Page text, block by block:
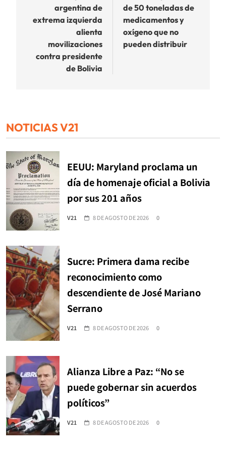
entradas
argentina de
extrema izquierda
alienta
movilizaciones
contra presidente
de Bolivia
de 50 toneladas de
medicamentos y
oxígeno que no
pueden distribuir
NOTICIAS V21
EEUU: Maryland proclama un
día de homenaje oficial a Bolivia
por sus 201 años
V21 8 DE AGOSTO DE 2026 0
Sucre: Primera dama recibe
reconocimiento como
descendiente de José Mariano
Serrano
V21 8 DE AGOSTO DE 2026 0
Alianza Libre a Paz: “No se
puede gobernar sin acuerdos
políticos”
V21 8 DE AGOSTO DE 2026 0